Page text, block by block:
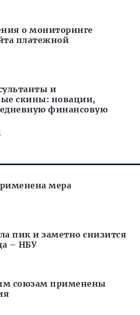
о мониторинге
платежной
и
скины: новации,
финансовую
мера
пик и заметно снизится
– НБУ
союзам применены